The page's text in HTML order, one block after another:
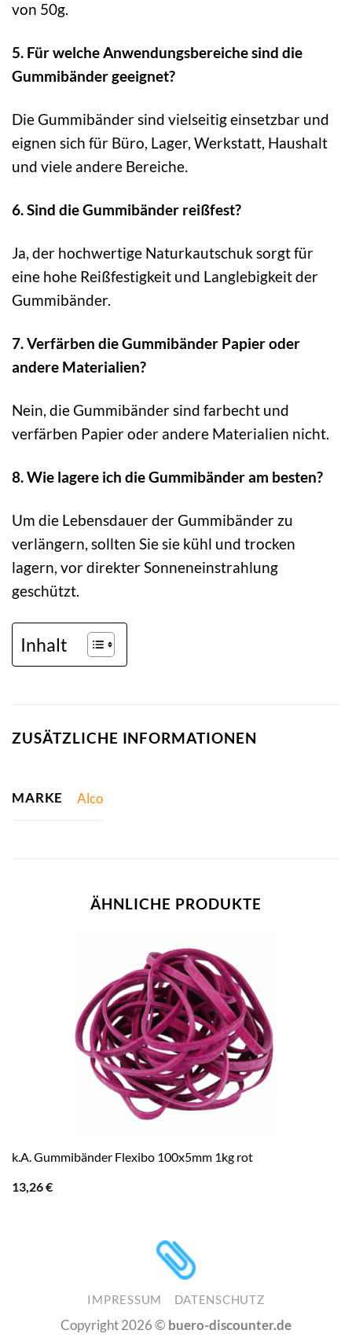
von 50g.
5. Für welche Anwendungsbereiche sind die
Gummibänder geeignet?
Die Gummibänder sind vielseitig einsetzbar und
eignen sich für Büro, Lager, Werkstatt, Haushalt
und viele andere Bereiche.
6. Sind die Gummibänder reißfest?
Ja, der hochwertige Naturkautschuk sorgt für
eine hohe Reißfestigkeit und Langlebigkeit der
Gummibänder.
7. Verfärben die Gummibänder Papier oder
andere Materialien?
Nein, die Gummibänder sind farbecht und
verfärben Papier oder andere Materialien nicht.
8. Wie lagere ich die Gummibänder am besten?
Um die Lebensdauer der Gummibänder zu
verlängern, sollten Sie sie kühl und trocken
lagern, vor direkter Sonneneinstrahlung
geschützt.
Inhalt
ZUSÄTZLICHE INFORMATIONEN
MARKE Alco
ÄHNLICHE PRODUKTE
k.A. Gummibänder Flexibo 100x5mm 1kg rot
13,26€
IMPRESSUM DATENSCHUTZ
Copyright 2026 © buero-discounter.de